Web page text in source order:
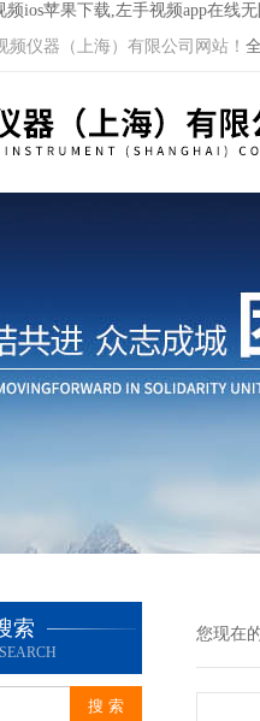
ios苹果下载,左手视频app在线
频仪器（上海）有限公司网站！
索 您现在的